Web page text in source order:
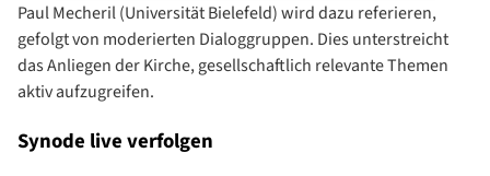
Paul Mecheril (Universität Bielefeld) wird dazu referieren,
gefolgt von moderierten Dialoggruppen. Dies unterstreicht
das Anliegen der Kirche, gesellschaftlich relevante Themen
aktiv aufzugreifen.
Synode live verfolgen